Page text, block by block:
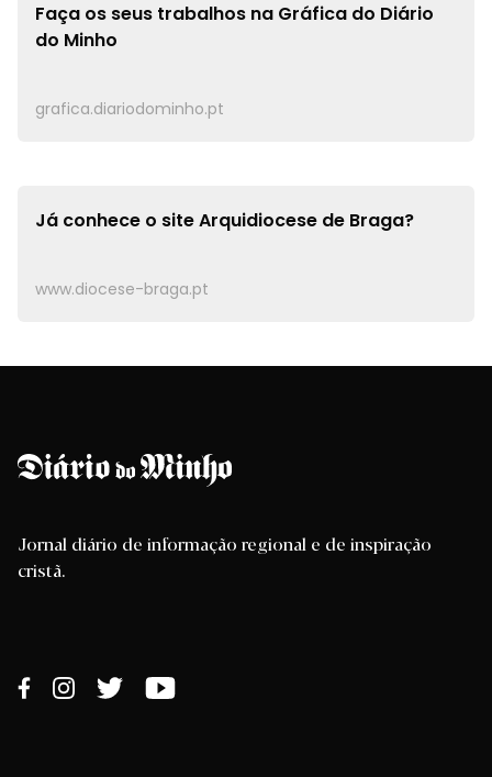
Faça os seus trabalhos na Gráfica do Diário
do Minho
grafica.diariodominho.pt
Já conhece o siteArquidiocese de Braga?
www.diocese-braga.pt
Jornal diário de informação regional e de inspiração
cristã.